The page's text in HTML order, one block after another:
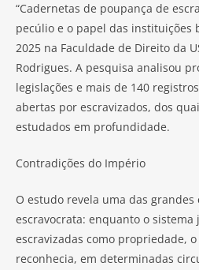
“Cadernetas de poupança de
pecúlio e o papel das instituições
2025 na Faculdade de Direito da
Rodrigues. A pesquisa analisou
legislações e mais de 140
abertas por escravizados, dos
estudados em profundidade.
Contradições do Império
O estudo revela uma das
escravocrata: enquanto o
escravizadas como propriedade,
reconhecia, em determinadas